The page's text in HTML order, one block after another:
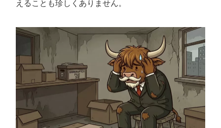
えることも珍しくありません。